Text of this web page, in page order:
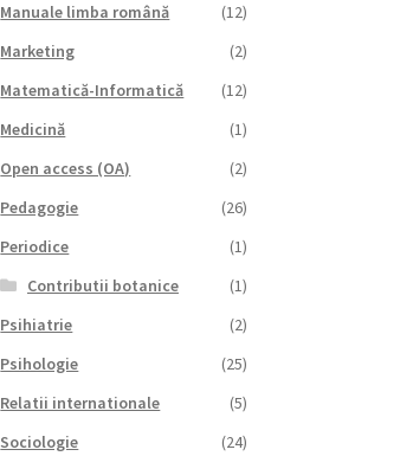
Manuale limba română
(12)
Marketing
(2)
Matematică-Informatică
(12)
Medicină
(1)
Open access (OA)
(2)
Pedagogie
(26)
Periodice
(1)
Contributii botanice
(1)
Psihiatrie
(2)
Psihologie
(25)
Relatii internationale
(5)
Sociologie
(24)